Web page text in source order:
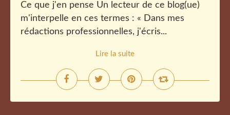
Ce que j'en pense Un lecteur de ce blog(ue)
m'interpelle en ces termes : « Dans mes
rédactions professionnelles, j'écris...
Lire la suite